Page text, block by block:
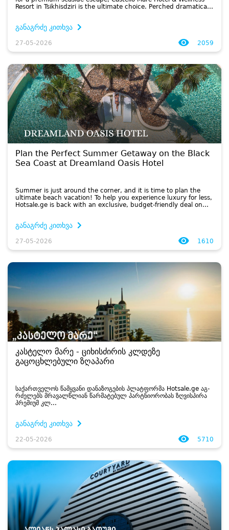
Resort in Tsikhisdziri is the ultimate choice. Perched dramatically
განაგრძე კითხვა
27-05-2026 2059
Plan the Perfect Summer Getaway on the Black
Sea Coast at Dreamland Oasis Hotel
Summer is just around the corner, and it is time to plan the
ultimate beach vacation! To help you experience luxury for less,
Hotsale.ge is back with an exclusive, budget-friendly deal on
განაგრძე კითხვა
27-05-2026 1610
კასტელო მარე - ციხისძირის კლდეზე
გაცოცხლებული ზღაპარი
სა­ქარ­თვე­ლოს წამ­ყვა­ნი და­ნა­ზო­გე­ბის პლატ­ფორ­მა Hotsale.ge აგ­
რძე­ლებს მრა­ვალ­წლი­ან წარ­მა­ტე­ბულ პარტნი­ო­რო­ბას ზღვის­პი­რა
პრე­მი­უმ კლ...
განაგრძე კითხვა
22-05-2026 5710